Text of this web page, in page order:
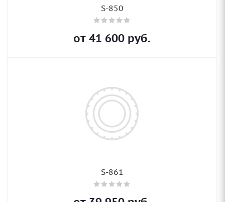
S-850
от 41 600 руб.
S-861